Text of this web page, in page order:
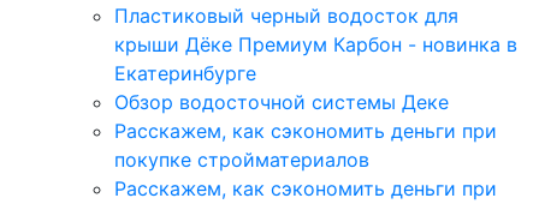
Пластиковый черный водосток для
крыши Дёке Премиум Карбон - новинка в
Екатеринбурге
Обзор водосточной системы Деке
Расскажем, как сэкономить деньги при
покупке стройматериалов
Расскажем, как сэкономить деньги при